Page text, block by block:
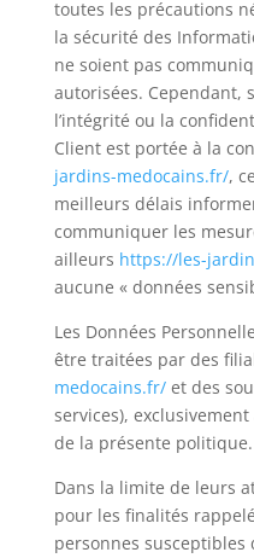
toutes les précautions
la sécurité des
ne soient pas
autorisées. Cependant,
l’intégrité ou la
Client est portée à la
jardins-medocains.fr/,
meilleurs délais
communiquer les
ailleurs https://les-
aucune « données
Les Données
être traitées par des
medocains.fr/et des
services),
de la présente politique.
Dans la limite de leurs
pour les finalités
personnes susceptibles